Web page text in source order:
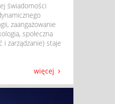
świadomości
zaangażowanie
społeczna
i zarządzanie) staje
więcej